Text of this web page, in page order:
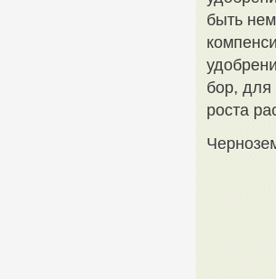
быть
бор, для
роста